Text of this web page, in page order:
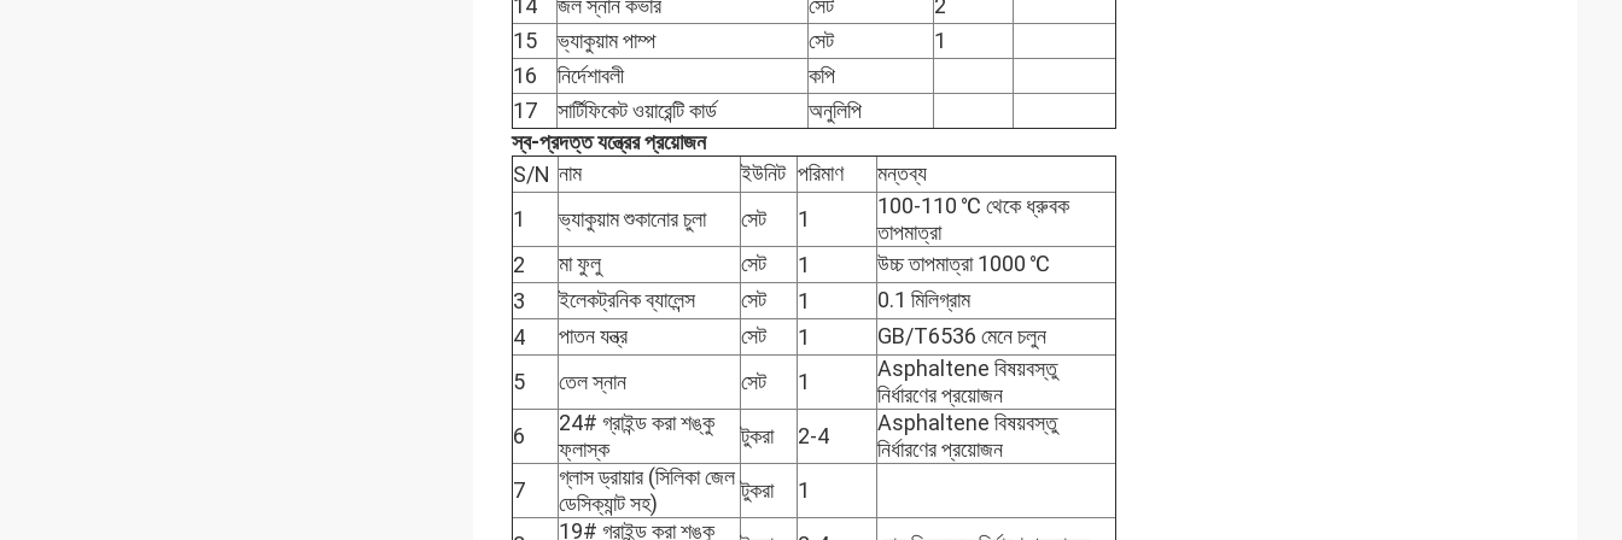
14 জল স্নান কভার সেট
2
15
ভ্যাকুয়াম পাম্প সেট
1
16
নির্দেশাবলী
কপি
17
সার্টিফিকেট ওয়ারেন্টি কার্ড
অনুলিপি
স্ব-প্রদত্ত যন্ত্রের প্রয়োজন
S/N নাম ইউনিট পরিমাণ
মন্তব্য
1
ভ্যাকুয়াম শুকানোর চুলা সেট 1
100-110 ℃ থেকে ধ্রুবক
তাপমাত্রা
2
মা ফুলু সেট 1
উচ্চ তাপমাত্রা 1000 ℃
3
ইলেকট্রনিক ব্যালেন্স সেট 1
0.1 মিলিগ্রাম
4
পাতন যন্ত্র সেট 1
GB/T6536 মেনে চলুন
5
তেল স্নান সেট 1
Asphaltene বিষয়বস্তু
নির্ধারণের প্রয়োজন
6
24# গ্রাইন্ড করা শঙ্কু
ফ্লাস্ক
টুকরা 2-4
Asphaltene বিষয়বস্তু
নির্ধারণের প্রয়োজন
7
গ্লাস ড্রায়ার (সিলিকা জেল
ডেসিক্যান্ট সহ)
টুকরা 1
19# গ্রাইন্ড করা শঙ্কু